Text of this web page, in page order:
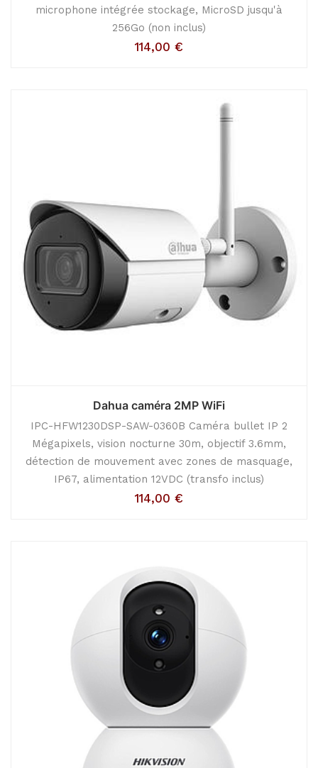
microphone intégrée stockage, MicroSD jusqu'à
256Go (non inclus)
114,00 €
Dahua caméra 2MP WiFi
IPC-HFW1230DSP-SAW-0360B Caméra bullet IP 2
Mégapixels, vision nocturne 30m, objectif 3.6mm,
détection de mouvement avec zones de masquage,
IP67, alimentation 12VDC (transfo inclus)
114,00 €